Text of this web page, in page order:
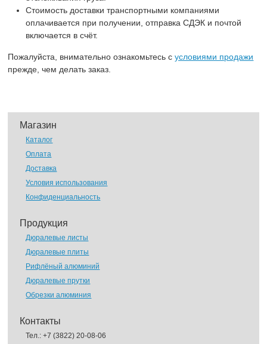
Стоимость доставки транспортными компаниями
оплачивается при получении, отправка СДЭК и почтой
включается в счёт.
Пожалуйста, внимательно ознакомьтесь сусловиями продажи
прежде, чем делать заказ.
Магазин
Каталог
Оплата
Доставка
Условия использования
Конфиденциальность
Продукция
Дюралевые листы
Дюралевые плиты
Рифлёный алюминий
Дюралевые прутки
Обрезки алюминия
Контакты
Тел.:+7 (3822) 20-08-06